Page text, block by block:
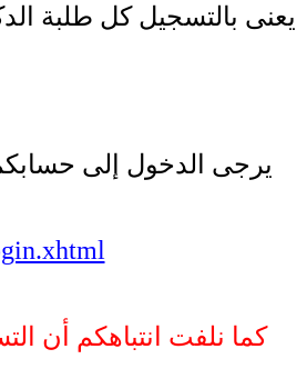
يعنى بالتسجيل كل طلبة
يرجى الدخول إلى حسابكم
كما نلفت انتباهكم أن